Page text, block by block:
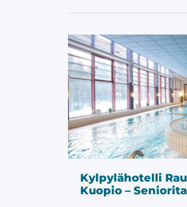
Kylpylähotelli
Kuopio –